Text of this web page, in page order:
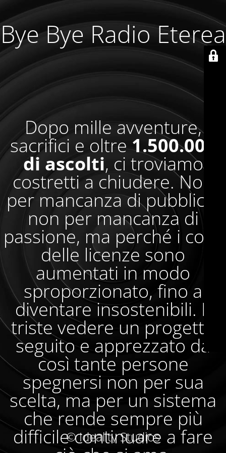
Bye Bye Radio Eterea
Dopo mille avventure,
sacrifici e oltre1.500.000
di ascolti, ci troviamo
costretti a chiudere. Non
per mancanza di pubblico,
non per mancanza di
passione, ma perché i costi
delle licenze sono
aumentati in modo
sproporzionato, fino a
diventare insostenibili. È
triste vedere un progetto
seguito e apprezzato da
così tante persone
spegnersi non per sua
scelta, ma per un sistema
che rende sempre più
difficile continuare a fare
© Ideality Studios